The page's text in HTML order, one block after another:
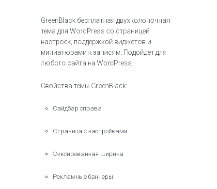
GreenBlack бесплатная двухколоночная
тема для WordPress со страницей
настроек, поддержкой виджетов и
миниатюрами к записям. Подойдет для
любого сайта на WordPress.
Свойства темы GreenBlack:
Сайдбар справа
Страница с настройками
Фиксированная ширина
Рекламные баннеры